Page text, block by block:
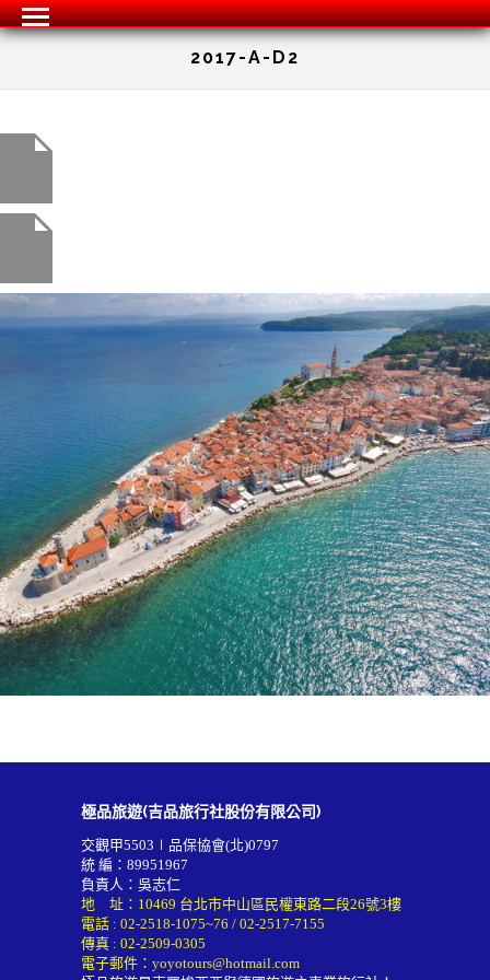
2017-A-D2
極品旅遊(吉品旅行社股份有限公司)
交觀甲5503∣品保協會(北)0797
統 編：89951967
負責人：吳志仁
地 址：10469 台北市中山區民權東路二段26號3樓
電話 : 02-2518-1075~76 / 02-2517-7155
傳真 : 02-2509-0305
電子郵件： yoyotours@hotmail.com